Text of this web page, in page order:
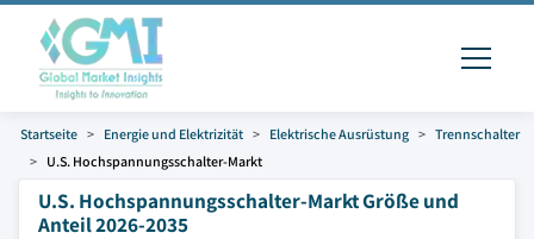
Startseite Energie und Elektrizität Elektrische Ausrüstung
Trennschalter
U.S. Hochspannungsschalter-Markt
U.S. Hochspannungsschalter-Markt Größe und
Anteil 2026-2035